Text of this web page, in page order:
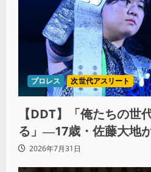
プロレス 次世代アスリート
【DDT】「俺たちの世
る」―17歳・佐藤大地
とシングル王座への飽く
2026年7月31日